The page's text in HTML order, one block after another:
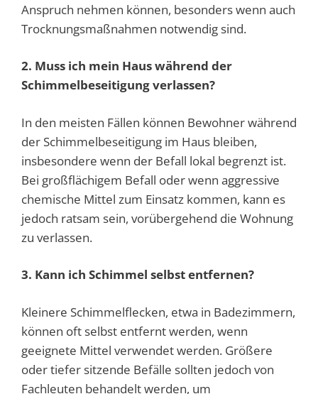
Anspruch nehmen können, besonders wenn auch
Trocknungsmaßnahmen notwendig sind.
2. Muss ich mein Haus während der
Schimmelbeseitigung verlassen?
In den meisten Fällen können Bewohner während
der Schimmelbeseitigung im Haus bleiben,
insbesondere wenn der Befall lokal begrenzt ist.
Bei großflächigem Befall oder wenn aggressive
chemische Mittel zum Einsatz kommen, kann es
jedoch ratsam sein, vorübergehend die Wohnung
zu verlassen.
3. Kann ich Schimmel selbst entfernen?
Kleinere Schimmelflecken, etwa in Badezimmern,
können oft selbst entfernt werden, wenn
geeignete Mittel verwendet werden. Größere
oder tiefer sitzende Befälle sollten jedoch von
Fachleuten behandelt werden, um